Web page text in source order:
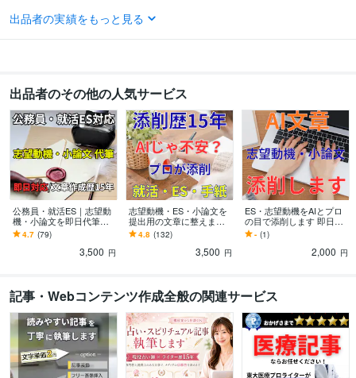
語学力
出品者の実績をもっと見る
出品者のその他の人気サービス
公務員・就活ES｜志望動
機・小論文を即日代筆し
ます 即日対応可！公務
員・社会人採用「一次試
験突破できました」
4.7 (79)
3,500 円
志望動機・ES・小論文を
提出用の文章に整えます
想いを整理し、伝わる文
章に仕上げます
4.8 (132)
3,500 円
ES・志望動機をAIとプロ
の目で添削します 即日｜
ES・志望動機を通過レベ
ルの文章に整えます
- (1)
2,000 円
記事・Webコンテンツ作成全般の関連サービス